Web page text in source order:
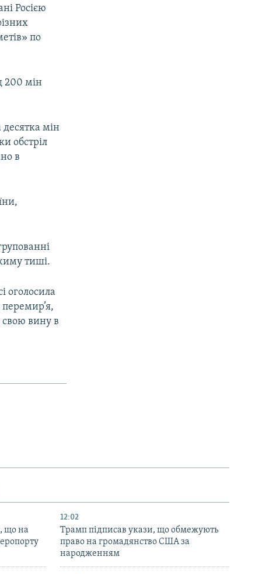
Росією
по
200 мін
мін
обстріл
в
тиші.
оголосила
свою вину в
що на
12:02
Трамп підписав укази, що обмежують
право на громадянство США за
народженням